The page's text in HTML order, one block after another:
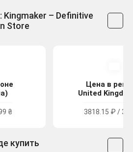
Kingmaker – Definitive
Store
₴
Цена в
United
3818.15 ₽ /
купить